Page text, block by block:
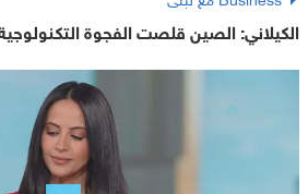
الكيلاني: الصين قلصت الفجوة